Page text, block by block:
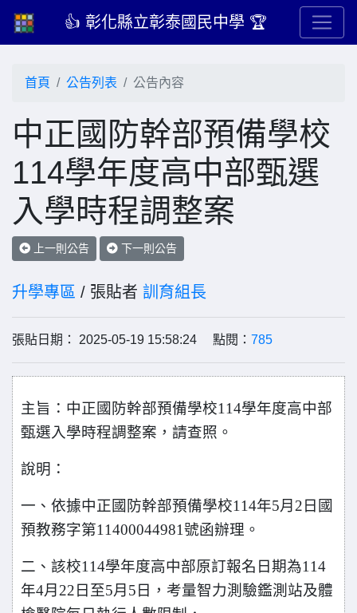
👍 彰化縣立彰泰國民中學 🏆
首頁 公告列表 公告內容
中正國防幹部預備學校
114學年度高中部甄選
入學時程調整案
上一則公告 下一則公告
升學專區 / 張貼者 訓育組長
張貼日期： 2025-05-19 15:58:24 點閱： 785
主旨：中正國防幹部預備學校114學年度高中部
甄選入學時程調整案，請查照。
說明：
一、依據中正國防幹部預備學校114年5月2日國
預教務字第11400044981號函辦理。
二、該校114學年度高中部原訂報名日期為114
年4月22日至5月5日，考量智力測驗鑑測站及體